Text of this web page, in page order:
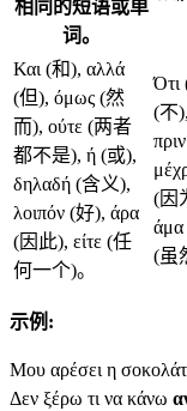
相同的短语或单
词。
Και (和), αλλά
(但), όμως (然
而), ούτε (两者
都不是), ή (或),
δηλαδή (含义),
λοιπόν (好), άρα
(因此), είτε (任
何一个)。
(不
(因
άμα
(虽
示例:
Mου αρέσει η
Δεν ξέρω τι να κάνω